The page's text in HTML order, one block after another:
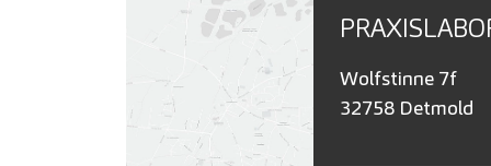
Wolfstinne 7f
32758 Detmold